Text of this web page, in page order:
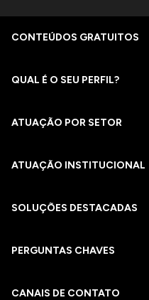
CONTEÚDOS GRATUITOS
QUAL É O SEU PERFIL?
ATUAÇÃO POR SETOR
ATUAÇÃO INSTITUCIONAL
SOLUÇÕES DESTACADAS
PERGUNTAS CHAVES​
CANAIS DE CONTATO